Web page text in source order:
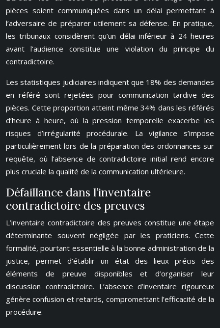
pièces soient communiquées dans un délai permettant à
l’adversaire de préparer utilement sa défense. En pratique,
les tribunaux considèrent qu’un délai inférieur à 24 heures
avant l’audience constitue une violation du principe du
contradictoire.
Les statistiques judiciaires indiquent que 18% des demandes
en référé sont rejetées pour communication tardive des
pièces. Cette proportion atteint même 34% dans les référés
d’heure à heure, où la pression temporelle exacerbe les
risques d’irrégularité procédurale. La vigilance s’impose
particulièrement lors de la préparation des ordonnances sur
requête, où l’absence de contradictoire initial rend encore
plus cruciale la qualité de la communication ultérieure.
Défaillance dans l’inventaire
contradictoire des preuves
L’inventaire contradictoire des preuves constitue une étape
déterminante souvent négligée par les praticiens. Cette
formalité, pourtant essentielle à la bonne administration de la
justice, permet d’établir un état des lieux précis des
éléments de preuve disponibles et d’organiser leur
discussion contradictoire. L’absence d’inventaire rigoureux
génère confusion et retards, compromettant l’efficacité de la
procédure.